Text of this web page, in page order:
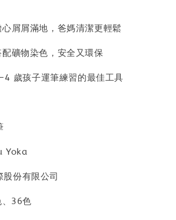
屑屑滿地，爸媽清潔更輕鬆
礦物染色，安全又環保
歲孩子運筆練習的最佳工具
Yoka
份有限公司
36色